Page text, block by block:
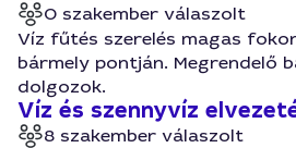
0 szakember válaszolt
Víz fűtés szerelés magas
bármely pontján. Megrendelő
dolgozok.
Víz és szennyvíz
8 szakember válaszolt